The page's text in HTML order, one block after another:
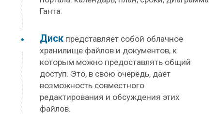
Ганта.
Диск представляет собой облачное
хранилище файлов и документов, к
которым можно предоставлять общий
доступ. Это, в свою очередь, даёт
возможность совместного
редактирования и обсуждения этих
файлов.